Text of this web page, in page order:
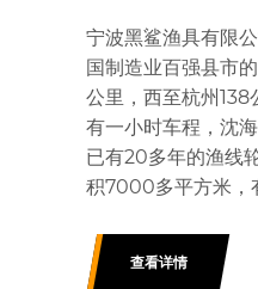
宁波黑鲨渔具有限
国制造业百强县市
公里，西至杭州
有一小时车程，沈
已有20多年的渔线
积7000多平方米，
查看详情